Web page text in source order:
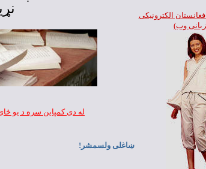
له دی کمپاین سره د یو ځ
ښاغلى ولسمشر!
افغانستان الکترونيکی
وب)